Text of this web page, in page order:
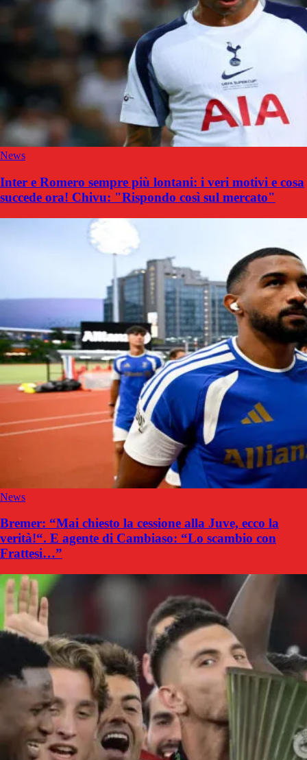
News
Inter e Romero sempre più lontani: i veri motivi e cosa
succede ora! Chivu: "Rispondo così sul mercato"
News
Bremer: “Mai chiesto la cessione alla Juve, ecco la
verità!“. E agente di Cambiaso: “Lo scambio con
Frattesi…”